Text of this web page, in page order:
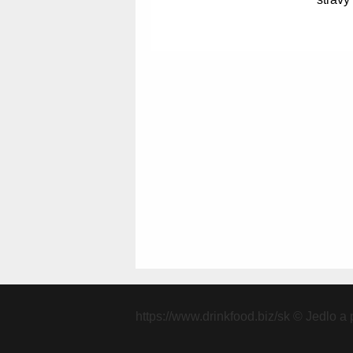
https://www.drinkfood.biz/sk © Jedlo a